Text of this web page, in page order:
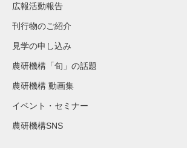
広報活動報告
刊行物のご紹介
見学の申し込み
農研機構「旬」の話題
農研機構 動画集
イベント・セミナー
農研機構SNS